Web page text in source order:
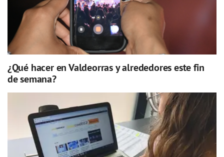
¿Qué hacer en Valdeorras y alrededores este fin
de semana?